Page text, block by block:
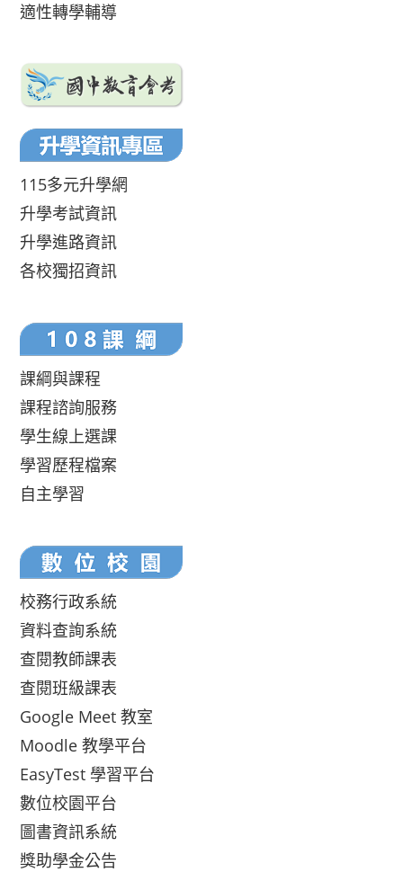
適性轉學輔導
115多元升學網
升學考試資訊
升學進路資訊
各校獨招資訊
課綱與課程
課程諮詢服務
學生線上選課
學習歷程檔案
自主學習
校務行政系統
資料查詢系統
查閱教師課表
查閱班級課表
Google Meet 教室
Moodle 教學平台
EasyTest 學習平台
數位校園平台
圖書資訊系統
獎助學金公告